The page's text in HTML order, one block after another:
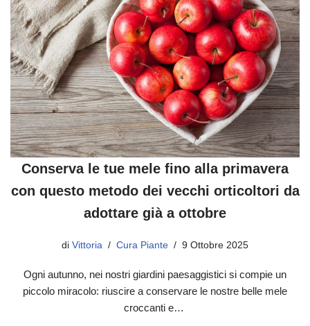
Conserva le tue mele fino alla primavera
con questo metodo dei vecchi orticoltori da
adottare già a ottobre
di Vittoria Cura Piante 9 Ottobre 2025
Ogni autunno, nei nostri giardini paesaggistici si compie un
piccolo miracolo: riuscire a conservare le nostre belle mele
croccanti e…